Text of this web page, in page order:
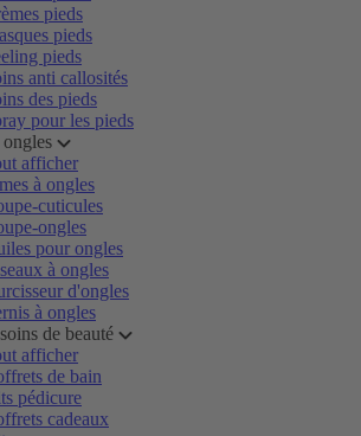
pieds
pieds
pieds
anti callosités
des pieds
pour les pieds
ongles
afficher
à ongles
cuticules
ongles
pour ongles
à ongles
d'ongles
à ongles
de beauté
afficher
de bain
pédicure
cadeaux